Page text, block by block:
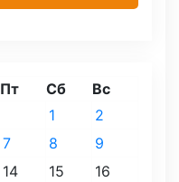
Пт Сб
Вс
1
2
7 8
9
14 15
16